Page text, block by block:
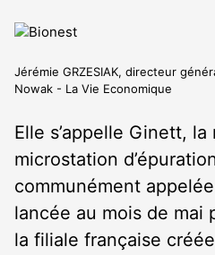
Jérémie GRZESIAK, directeur
Nowak - La Vie Economique
Elle s’appelle Ginett,
microstation
communément
lancée au mois de mai
la filiale française